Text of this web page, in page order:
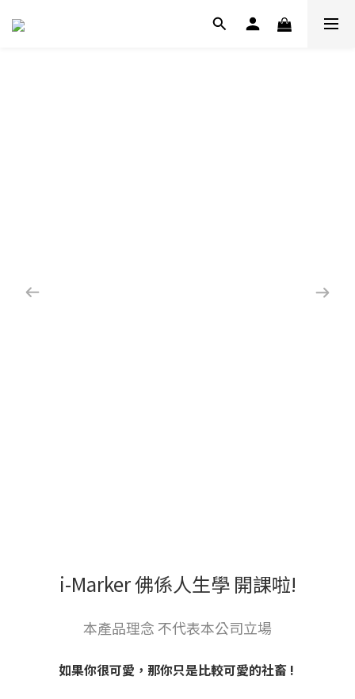
i-Marker 佛係人生學 開課啦!
本產品理念 不代表本公司立場
如果你很可愛，那你只是比較可愛的社畜 !